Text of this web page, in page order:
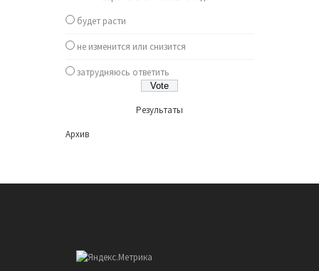
будет расти
не изменится или снизится
затрудняюсь ответить
Результаты
Архив